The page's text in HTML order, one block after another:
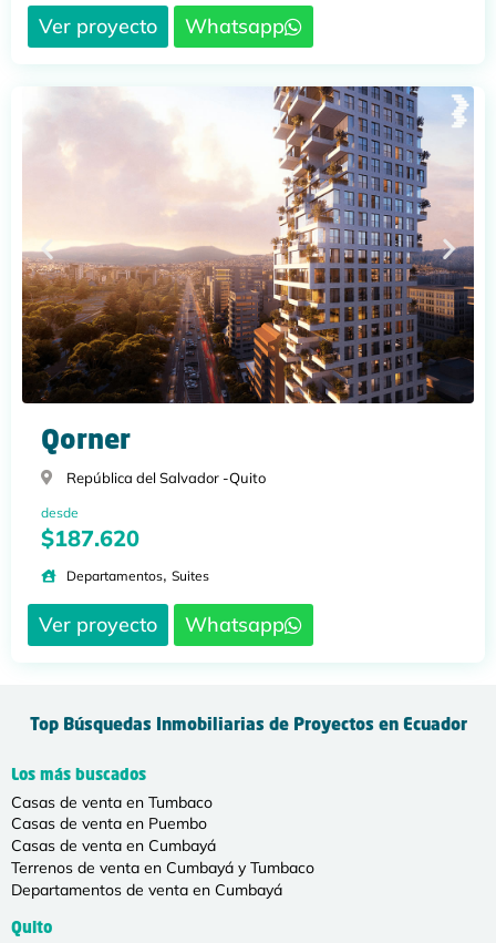
Ver proyecto Whatsapp
Qorner
República del Salvador -Quito
desde
$187.620
Departamentos, Suites
Ver proyecto Whatsapp
Top Búsquedas Inmobiliarias de Proyectos en Ecuador
Los más buscados
Casas de venta en Tumbaco
Casas de venta en Puembo
Casas de venta en Cumbayá
Terrenos de venta en Cumbayá y Tumbaco
Departamentos de venta en Cumbayá
Quito